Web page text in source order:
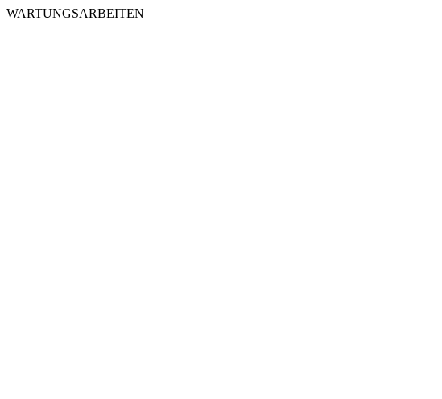
WARTUNGSARBEITEN